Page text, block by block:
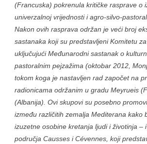
(Francuska) pokrenula kritičke rasprave o
univerzalnoj vrijednosti i agro-silvo-
Nakon ovih rasprava održan je veći broj
sastanaka koji su predstavljeni Komitetu
uključujući Međunarodni sastanak o
pastoralnim pejzažima (oktobar 2012,
tokom koga je nastavljen rad započet na
radionicama održanim u gradu Meyrueis
(Albanija). Ovi skupovi su posebno
između različitih zemalja Mediterana kako
izuzetne osobine kretanja ljudi i životinja –
područja Causses i Cévennes, koji